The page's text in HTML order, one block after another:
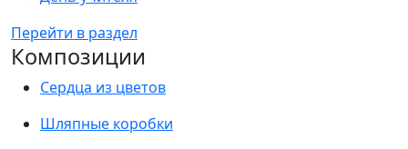
Перейти в раздел
Композиции
Сердца из цветов
Шляпные коробки